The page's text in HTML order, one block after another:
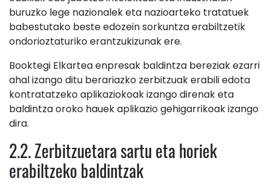
buruzko lege nazionalek eta nazioarteko tratatuek
babestutako beste edozein sorkuntza erabiltzetik
ondorioztaturiko erantzukizunak ere.
Booktegi Elkartea enpresak baldintza bereziak ezarri
ahal izango ditu berariazko zerbitzuak erabili edota
kontratatzeko aplikaziokoak izango direnak eta
baldintza oroko hauek aplikazio gehigarrikoak izango
dira.
2.2. Zerbitzuetara sartu eta horiek
erabiltzeko baldintzak